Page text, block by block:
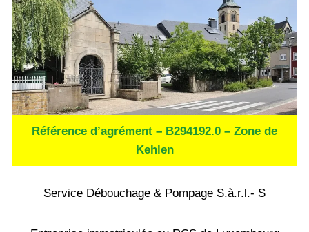
Référence d’agrément – B294192.0 – Zone de
Kehlen
Service Débouchage & Pompage S.à.r.l.- S